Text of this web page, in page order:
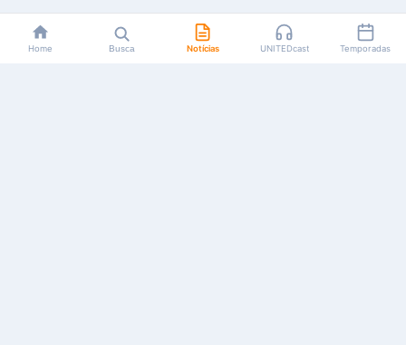
Home Busca Notícias UNITEDcast Temporadas